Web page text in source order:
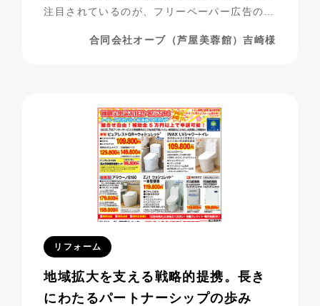
注目されているのが、フリーペーパー広告の活
シニア層をターゲットにした化粧品通販を展開
合同会社オーブ（芦屋美蓉館）吉崎様
リフォーム
地域拡大を支える戦略的提携。長き
にわたるパートナーシップの歩み